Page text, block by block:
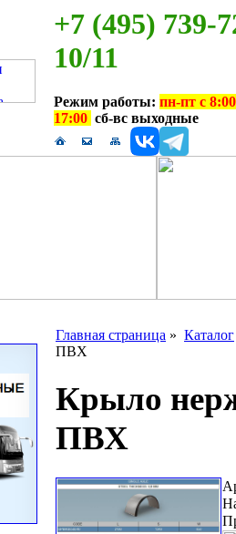
+7 (495) 739-
10/11
Режим работы: пн-пт с
17:00 сб-вс выходные
Главная страница » Каталог
ПВХ
Крыло
ПВХ